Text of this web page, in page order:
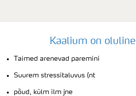
Kaalium on oluline
Taimed arenevad paremini
Suurem stressitaluvus (nt
põud, külm ilm jne